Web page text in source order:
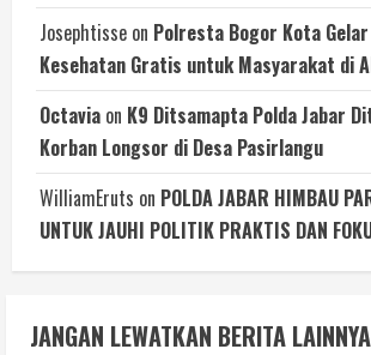
Josephtisse on Polresta Bogor Kota
Kesehatan Gratis untuk Masyarakat di
Octavia on K9 Ditsamapta Polda Jabar
Korban Longsor di Desa Pasirlangu
WilliamEruts on POLDA JABAR HIMBAU
UNTUK JAUHI POLITIK PRAKTIS DAN
JANGAN LEWATKAN BERITA LAINNYA